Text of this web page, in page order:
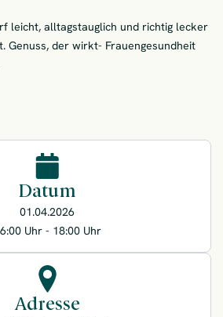
leicht, alltagstauglich und richtig lecker
Genuss, der wirkt- Frauengesundheit
Datum
01.04.2026
Uhr - 18:00 Uhr
Adresse